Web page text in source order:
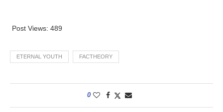
Post Views: 489
ETERNAL YOUTH FACTHEORY
0